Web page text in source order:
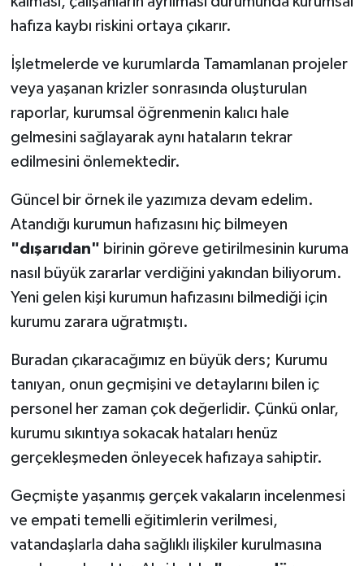
hafıza kaybı riskini ortaya çıkarır.
İşletmelerde ve kurumlarda Tamamlanan projeler
veya yaşanan krizler sonrasında oluşturulan
raporlar, kurumsal öğrenmenin kalıcı hale
gelmesini sağlayarak aynı hataların tekrar
edilmesini önlemektedir.
Güncel bir örnek ile yazımıza devam edelim.
Atandığı kurumun hafızasını hiç bilmeyen
"dışarıdan" birinin göreve getirilmesinin kuruma
nasıl büyük zararlar verdiğini yakından biliyorum.
Yeni gelen kişi kurumun hafızasını bilmediği için
kurumu zarara uğratmıştı.
Buradan çıkaracağımız en büyük ders; Kurumu
tanıyan, onun geçmişini ve detaylarını bilen iç
personel her zaman çok değerlidir. Çünkü onlar,
kurumu sıkıntıya sokacak hataları henüz
gerçekleşmeden önleyecek hafızaya sahiptir.
Geçmişte yaşanmış gerçek vakaların incelenmesi
ve empati temelli eğitimlerin verilmesi,
vatandaşlarla daha sağlıklı ilişkiler kurulmasına